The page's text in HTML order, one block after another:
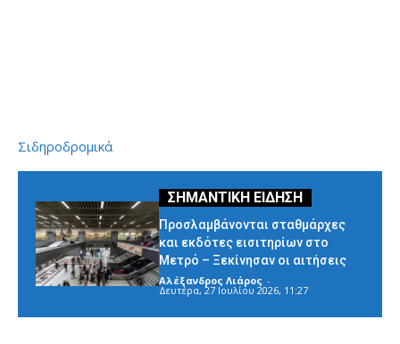
Σιδηροδρομικά
Προσλαμβάνονται σταθμάρχες
και εκδότες εισιτηρίων στο
Μετρό – Ξεκίνησαν οι αιτήσεις
Αλέξανδρος Λιάρος -
Δευτέρα, 27 Ιουλίου 2026, 11:27